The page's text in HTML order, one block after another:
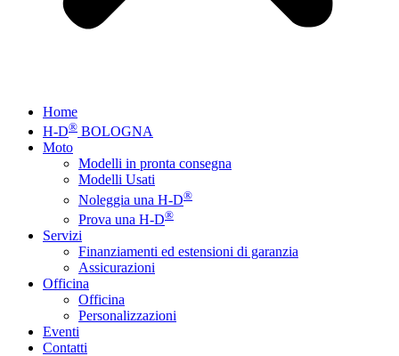
Home
H-D® BOLOGNA
Moto
Modelli in pronta consegna
Modelli Usati
Noleggia una H-D®
Prova una H-D®
Servizi
Finanziamenti ed estensioni di garanzia
Assicurazioni
Officina
Officina
Personalizzazioni
Eventi
Contatti